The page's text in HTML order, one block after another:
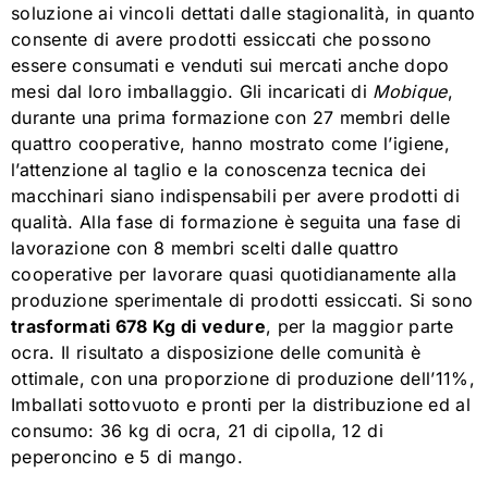
soluzione ai vincoli dettati dalle stagionalità, in quanto
consente di avere prodotti essiccati che possono
essere consumati e venduti sui mercati anche dopo
mesi dal loro imballaggio. Gli incaricati di Mobique,
durante una prima formazione con 27 membri delle
quattro cooperative, hanno mostrato come l’igiene,
l’attenzione al taglio e la conoscenza tecnica dei
macchinari siano indispensabili per avere prodotti di
qualità. Alla fase di formazione è seguita una fase di
lavorazione con 8 membri scelti dalle quattro
cooperative per lavorare quasi quotidianamente alla
produzione sperimentale di prodotti essiccati. Si sono
trasformati 678 Kg di vedure, per la maggior parte
ocra. Il risultato a disposizione delle comunità è
ottimale, con una proporzione di produzione dell’11%,
Imballati sottovuoto e pronti per la distribuzione ed al
consumo: 36 kg di ocra, 21 di cipolla, 12 di
peperoncino e 5 di mango.